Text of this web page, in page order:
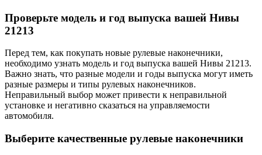
Проверьте модель и год выпуска вашей Нивы
21213
Перед тем, как покупать новые рулевые наконечники,
необходимо узнать модель и год выпуска вашей Нивы 21213.
Важно знать, что разные модели и годы выпуска могут иметь
разные размеры и типы рулевых наконечников.
Неправильный выбор может привести к неправильной
установке и негативно сказаться на управляемости
автомобиля.
Выберите качественные рулевые наконечники